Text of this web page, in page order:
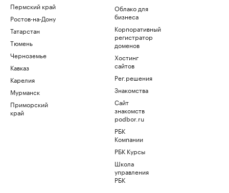
Пермский край
Ростов-на-Дону
Татарстан
Тюмень
Черноземье
Кавказ
Карелия
Мурманск
Приморский
край
Облако для
бизнеса
Корпоративный
регистратор
доменов
Хостинг
сайтов
Рег.решения
Знакомства
Сайт
знакомств
podbor.ru
РБК
Компании
РБК Курсы
Школа
управления
РБК